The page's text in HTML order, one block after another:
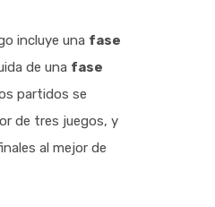
incluye una fase
de una fase
partidos se
de tres juegos, y
al mejor de